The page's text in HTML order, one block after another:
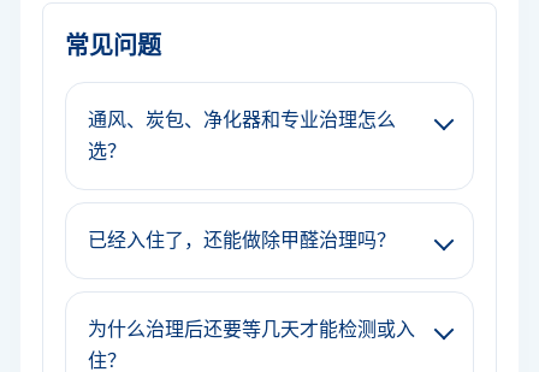
常见问题
通风、炭包、净化器和专业治理怎么
选？
已经入住了，还能做除甲醛治理吗？
为什么治理后还要等几天才能检测或入
住？